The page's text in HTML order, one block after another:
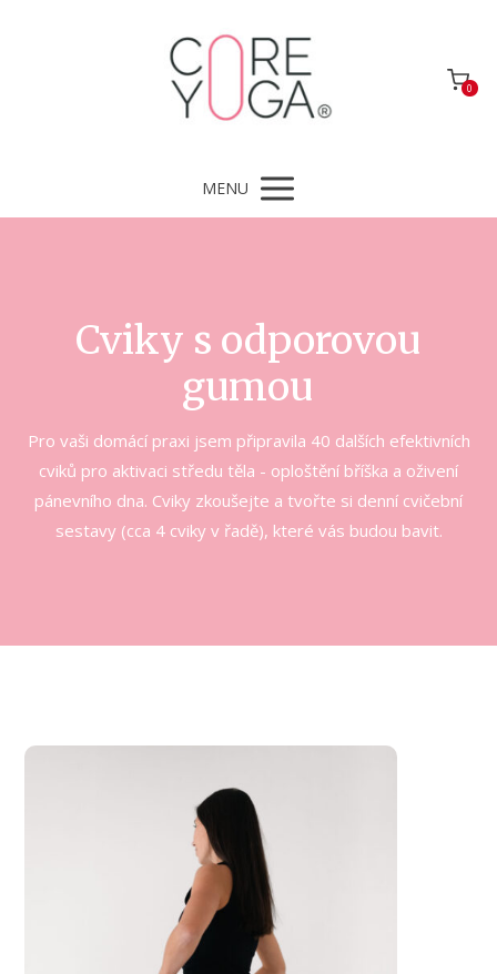
0
MENU
Cviky s odporovou
gumou
Pro vaši domácí praxi jsem připravila 40 dalších efektivních
cviků pro aktivaci středu těla - oploštění bříška a oživení
pánevního dna. Cviky zkoušejte a tvořte si denní cvičební
sestavy (cca 4 cviky v řadě), které vás budou bavit.